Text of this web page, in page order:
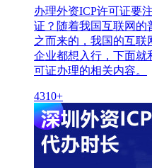
办理外资ICP许可证要
证？随着我国互联网的
之而来的，我国的互联
企业都想入行，下面就
可证办理的相关内容。
4310+